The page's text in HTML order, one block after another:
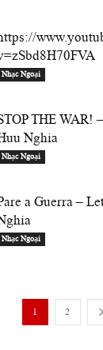
Nhạc Ngoại
THE WAR!
Nghia
Nhạc Ngoại
a Guerra –
Nhạc Ngoại
1 2